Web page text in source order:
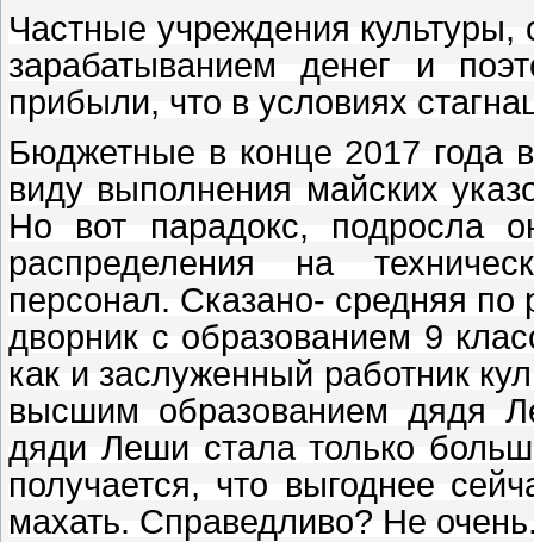
Частные учреждения
зарабатыванием денег и
прибыли, что в условиях
Бюджетные в конце 2017 года
виду выполнения майских
Но вот парадокс, подросла
распределения на
персонал. Сказано- средняя
дворник с образованием 9
как и заслуженный работник
высшим образованием дядя
дяди Леши стала только
получается, что выгоднее
махать. Справедливо? Не